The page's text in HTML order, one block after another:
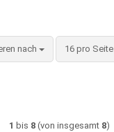
nach
nach 16 pro Seite
pro Seite
1 bis 8(von insgesamt 8)